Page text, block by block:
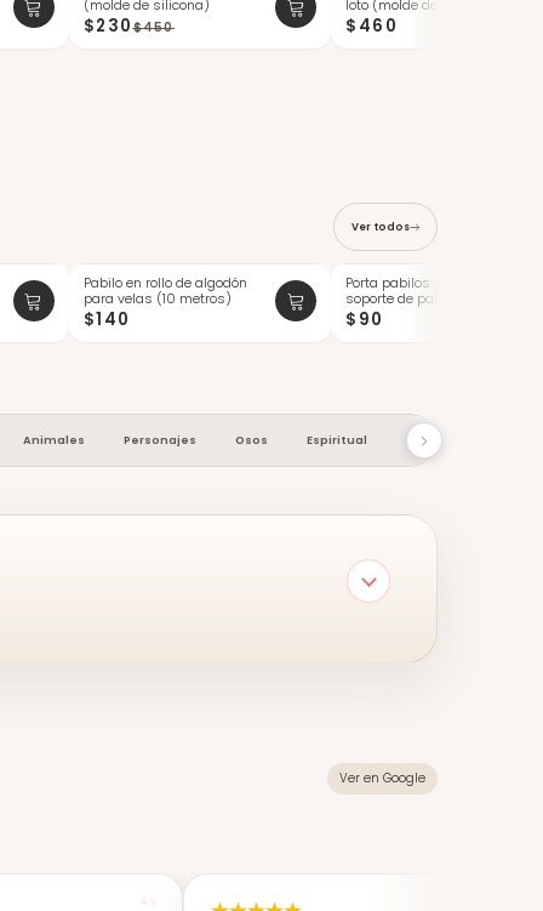
ÚLTIMAS
(molde de silicona)
$230$450
loto (molde de silicona)
$460
Ver todos
Pabilo en rollo de algodón
para velas (10 metros)
$140
Porta pabilos / sujetador /
soporte de pabilos de
madera ...
$90
Animales Personajes Osos Espiritual Macetas
Ver en Google